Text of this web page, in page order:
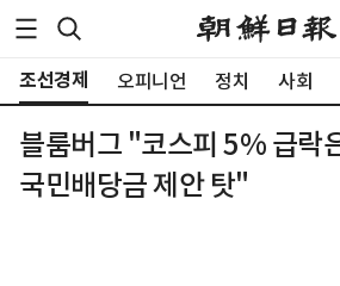
조선경제 오피니언 정치 사회
블룸버그 "코스피 5% 급락
국민배당금 제안 탓"